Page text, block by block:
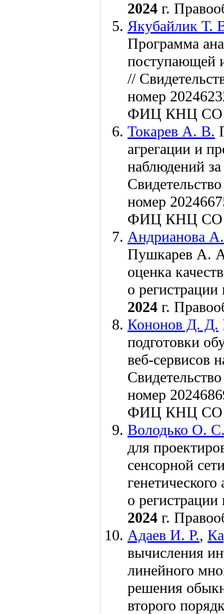
2024 г.
Якубайлик Т.
Программа
поступающей
//
номер
ФИЦ КНЦ СО
Токарев А. В.
агрегации и
наблюдений
номер
ФИЦ КНЦ СО
Андрианова
Пушкарев А.
оценка
о
2024 г.
Кононов Д. Д.
подготовки
веб-сервисов
номер
ФИЦ КНЦ СО
Володько О.
для
сенсорной
о
2024 г.
Адаев И. Р.,
вычисления
линейного
решения
второго